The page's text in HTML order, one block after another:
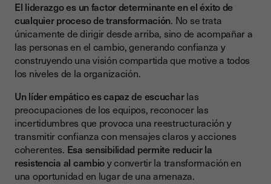
El liderazgo es un factor determinante en el éxito de
cualquier proceso de transformación. No se trata
únicamente de dirigir desde arriba, sino de acompañar a
las personas en el cambio, generando confianza y
construyendo una visión compartida que motive a todos
los niveles de la organización.
Un líder empático es capaz de escucharlas
preocupaciones de los equipos, reconocer las
incertidumbres que provoca una reestructuración y
transmitir confianza con mensajes claros y acciones
coherentes. Esa sensibilidad permite reducir la
resistencia al cambioy convertir la transformación en
una oportunidad en lugar de una amenaza.